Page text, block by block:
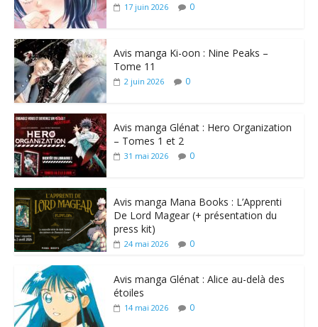
17 juin 2026 0
Avis manga Ki-oon : Nine Peaks –
Tome 11
2 juin 2026 0
Avis manga Glénat : Hero Organization
– Tomes 1 et 2
31 mai 2026 0
Avis manga Mana Books : L’Apprenti
De Lord Magear (+ présentation du
press kit)
24 mai 2026 0
Avis manga Glénat : Alice au-delà des
étoiles
14 mai 2026 0